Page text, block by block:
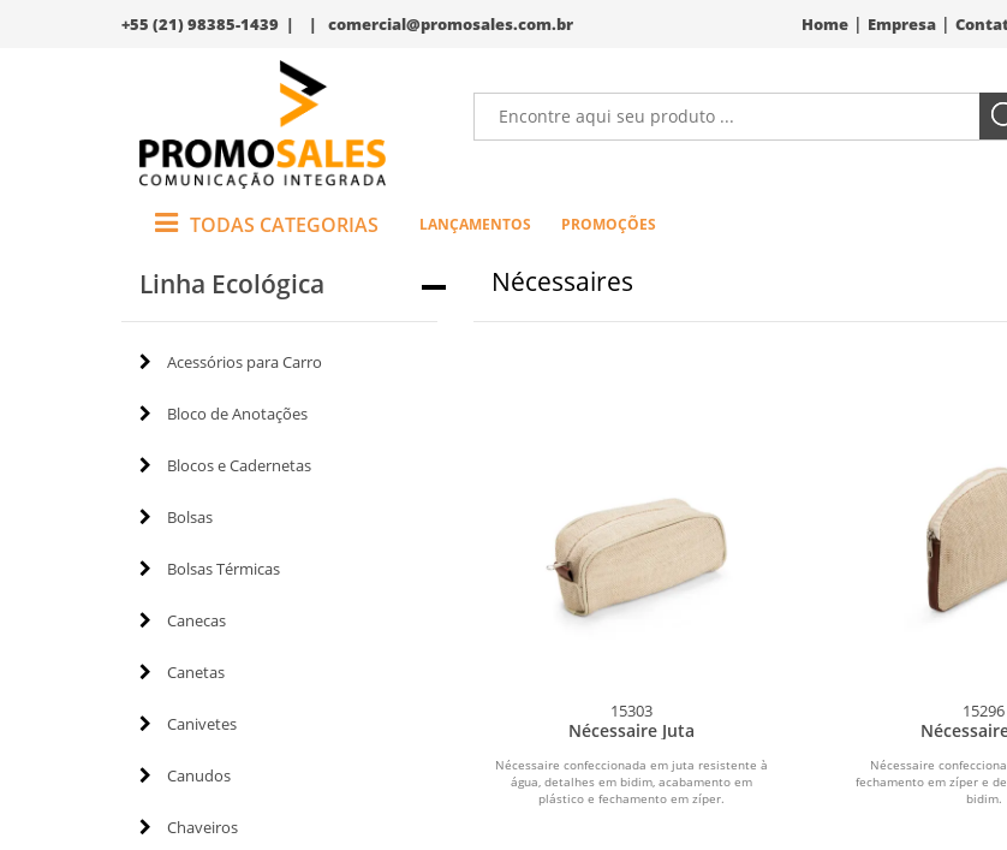
+55 (21) 98385-1439 | | comercial@promosales.com.br Home| Empresa|
TODAS CATEGORIAS LANÇAMENTOS PROMOÇÕES
Linha Ecológica
Acessórios para Carro
Bloco de Anotações
Blocos e Cadernetas
Bolsas
Bolsas Térmicas
Canecas
Canetas
Canivetes
Canudos
Chaveiros
Nécessaires
15303
Nécessaire Juta
Nécessaire confeccionada em juta resistente à
água, detalhes em bidim, acabamento em
plástico e fechamento em zíper.
15296
Nécessaire
fechamento em zíper e
bidim.